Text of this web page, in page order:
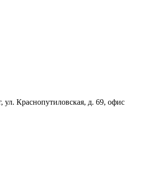
ул. Краснопутиловская, д. 69, офис